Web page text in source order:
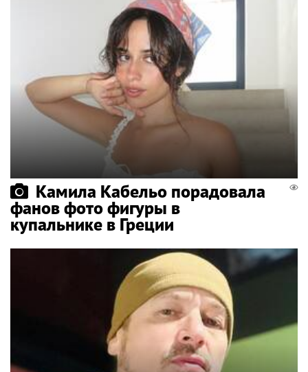
Камила Кабельо порадовала
фанов фото фигуры в
купальнике в Греции